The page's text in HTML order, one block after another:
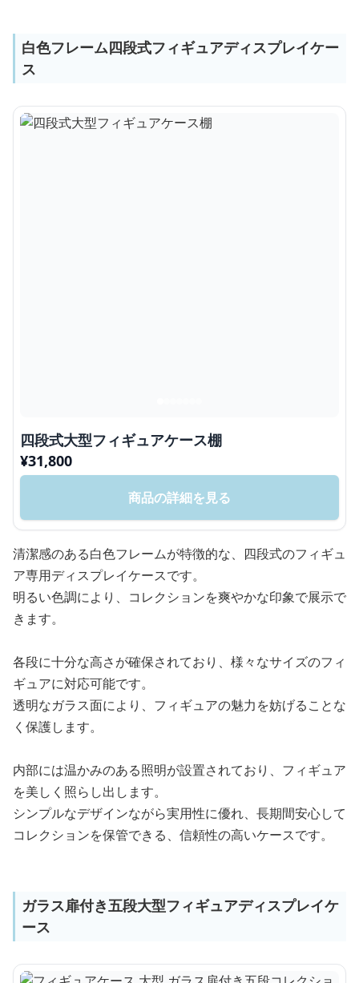
白色フレーム四段式フィギュアディスプレイケー
ス
四段式大型フィギュアケース棚
¥31,800
商品の詳細を見る
清潔感のある白色フレームが特徴的な、四段式のフィギュ
ア専用ディスプレイケースです。
明るい色調により、コレクションを爽やかな印象で展示で
きます。
各段に十分な高さが確保されており、様々なサイズのフィ
ギュアに対応可能です。
透明なガラス面により、フィギュアの魅力を妨げることな
く保護します。
内部には温かみのある照明が設置されており、フィギュア
を美しく照らし出します。
シンプルなデザインながら実用性に優れ、長期間安心して
コレクションを保管できる、信頼性の高いケースです。
ガラス扉付き五段大型フィギュアディスプレイケ
ース